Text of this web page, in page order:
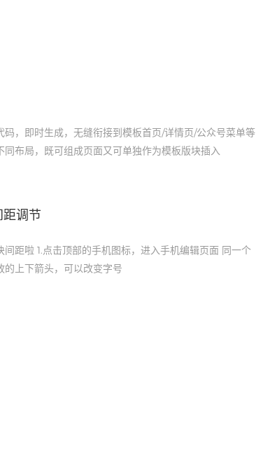
码，即时生成，无缝衔接到模板首页/详情页/公众号菜单等
布局，既可组成页面又可单独作为模板版块插入
调节
距啦 1.点击顶部的手机图标，进入手机编辑页面 同一个
上下箭头，可以改变字号